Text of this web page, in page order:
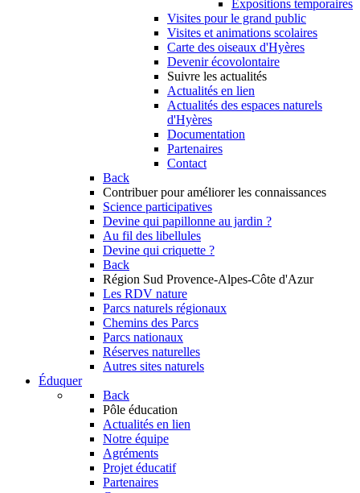
Expositions temporaires
Visites pour le grand public
Visites et animations scolaires
Carte des oiseaux d'Hyères
Devenir écovolontaire
Suivre les actualités
Actualités en lien
Actualités des espaces naturels
d'Hyères
Documentation
Partenaires
Contact
Back
Contribuer pour améliorer les connaissances
Science participatives
Devine qui papillonne au jardin ?
Au fil des libellules
Devine qui criquette ?
Back
Région Sud Provence-Alpes-Côte d'Azur
Les RDV nature
Parcs naturels régionaux
Chemins des Parcs
Parcs nationaux
Réserves naturelles
Autres sites naturels
Éduquer
Back
Pôle éducation
Actualités en lien
Notre équipe
Agréments
Projet éducatif
Partenaires